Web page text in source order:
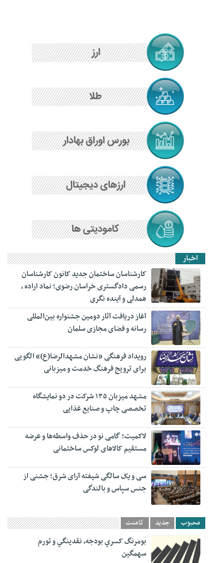
اخبار
کارشناسان ساختمان جدید کانون کارشناسان
رسمی دادگستری خراسان رضوی؛ نماد اراده ،
همدلی و آینده نگری
آغاز دریافت آثار دومین جشنواره بین‌المللی
رسانه و فضای مجازی سلمان
رویداد فرهنگی «نشان مشهدالرضا(ع)» الگویی
برای ترویج فرهنگ خدمت و میزبانی
مشهد میزبان ۱۳۵ شرکت در دو نمایشگاه
تخصصی چاپ و صنایع غذایی
لاکمیت؛ گامی نو در حذف واسطه‌ها و عرضه
مستقیم کالاهای لوکس ساختمانی
سی و یک سالگی شیفته آرای شرق؛ جشنی از
جنس سپاس و بالندگی
محبوب جدید کامنت
بومرنگ کسري بودجه، نقدينگي و تورم
سهمگين